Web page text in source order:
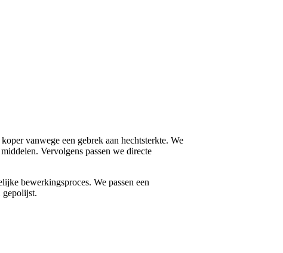
vanwege een gebrek aan hechtsterkte. We
Vervolgens passen we directe
bewerkingsproces. We passen een
gepolijst.